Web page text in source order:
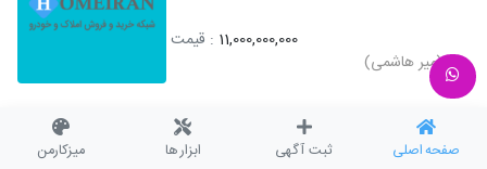
11,000,000,000 : قیمت
میثم(میر هاشمی)
درخواست خرید آپارتمان
صفحه اصلی ثبت آگهی ابزار ها میزکارمن